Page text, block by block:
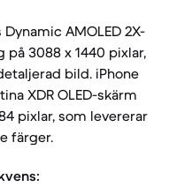
AMOLED 2X-
3088 x 1440 pixlar,
bild. iPhone
XDR OLED-skärm
pixlar, som levererar
färger.